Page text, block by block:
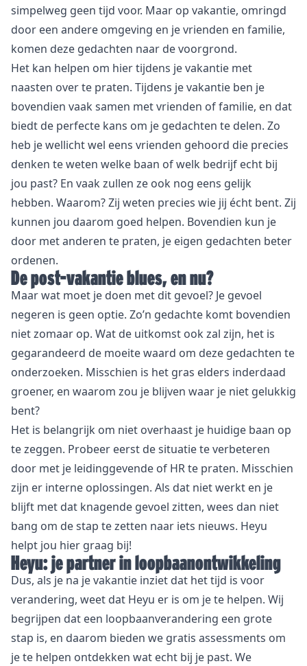
simpelweg geen tijd voor. Maar op vakantie, omringd
door een andere omgeving en je vrienden en familie,
komen deze gedachten naar de voorgrond.
Het kan helpen om hier tijdens je vakantie met
naasten over te praten. Tijdens je vakantie ben je
bovendien vaak samen met vrienden of familie, en dat
biedt de perfecte kans om je gedachten te delen. Zo
heb je wellicht wel eens vrienden gehoord die precies
denken te weten welke baan of welk bedrijf echt bij
jou past? En vaak zullen ze ook nog eens gelijk
hebben. Waarom? Zij weten precies wie jij écht bent. Zij
kunnen jou daarom goed helpen. Bovendien kun je
door met anderen te praten, je eigen gedachten beter
ordenen.
De post-vakantie blues, en nu?
Maar wat moet je doen met dit gevoel? Je gevoel
negeren is geen optie. Zo’n gedachte komt bovendien
niet zomaar op. Wat de uitkomst ook zal zijn, het is
gegarandeerd de moeite waard om deze gedachten te
onderzoeken. Misschien is het gras elders inderdaad
groener, en waarom zou je blijven waar je niet gelukkig
bent?
Het is belangrijk om niet overhaast je huidige baan op
te zeggen. Probeer eerst de situatie te verbeteren
door met je leidinggevende of HR te praten. Misschien
zijn er interne oplossingen. Als dat niet werkt en je
blijft met dat knagende gevoel zitten, wees dan niet
bang om de stap te zetten naar iets nieuws. Heyu
helpt jou hier graag bij!
Heyu: je partner in loopbaanontwikkeling
Dus, als je na je vakantie inziet dat het tijd is voor
verandering, weet dat Heyu er is om je te helpen. Wij
begrijpen dat een loopbaanverandering een grote
stap is, en daarom bieden we gratis assessments om
je te helpen ontdekken wat echt bij je past. We